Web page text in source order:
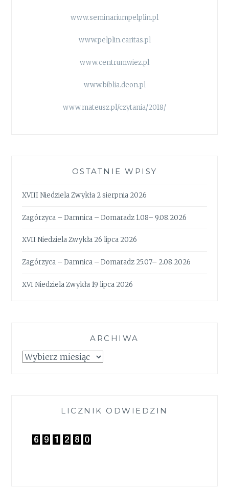
www.seminariumpelplin.pl
www.pelplin.caritas.pl
www.centrumwiez.pl
www.biblia.deon.pl
www.mateusz.pl/czytania/2018/
OSTATNIE WPISY
XVIII Niedziela Zwykła 2 sierpnia 2026
Zagórzyca – Damnica – Domaradz 1.08– 9.08.2026
XVII Niedziela Zwykła 26 lipca 2026
Zagórzyca – Damnica – Domaradz 25.07– 2.08.2026
XVI Niedziela Zwykła 19 lipca 2026
ARCHIWA
Archiwa
LICZNIK ODWIEDZIN